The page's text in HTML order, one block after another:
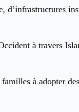
d’infrastructures
à travers
à adopter